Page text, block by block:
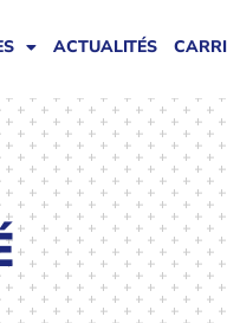
ACTUALITÉS